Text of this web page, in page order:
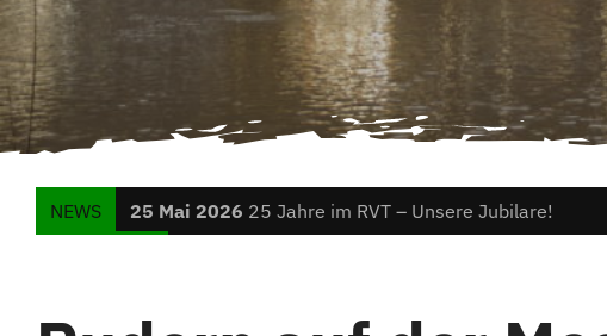
NEWS 25 Mai 2026 25 Jahre im RVT – Unsere Jubilare!